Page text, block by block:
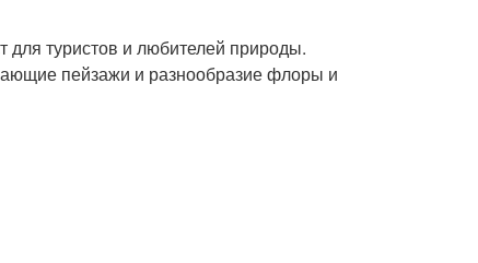
туристов и любителей природы.
пейзажи и разнообразие флоры и